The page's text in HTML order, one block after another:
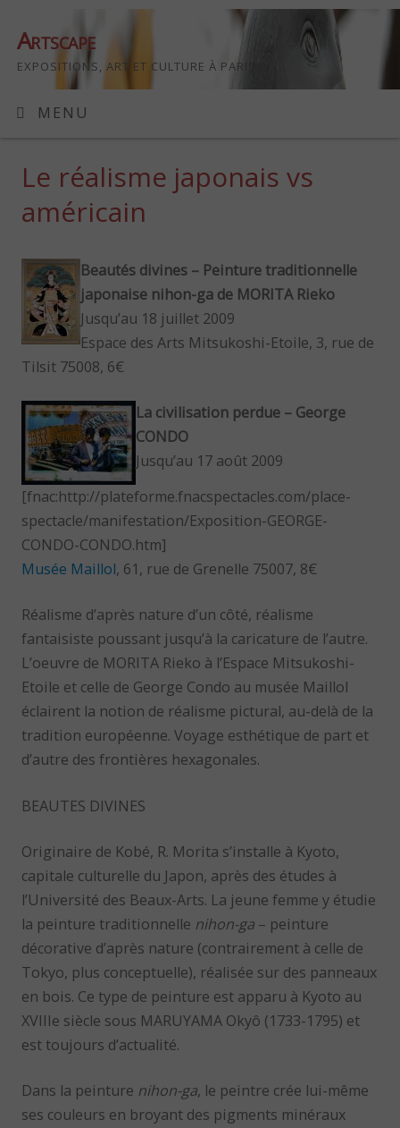
Artscape
EXPOSITIONS, ART ET CULTURE À PARIS
MENU
Le réalisme japonais vs
américain
Beautés divines – Peinture traditionnelle
japonaise nihon-ga de MORITA Rieko
Jusqu’au 18 juillet 2009
Espace des Arts Mitsukoshi-Etoile, 3, rue de
Tilsit 75008, 6€
La civilisation perdue – George
CONDO
Jusqu’au 17 août 2009
[fnac:http://plateforme.fnacspectacles.com/place-
spectacle/manifestation/Exposition-GEORGE-
CONDO-CONDO.htm]
Musée Maillol, 61, rue de Grenelle 75007, 8€
Réalisme d’après nature d’un côté, réalisme
fantaisiste poussant jusqu’à la caricature de l’autre.
L’oeuvre de MORITA Rieko à l’Espace Mitsukoshi-
Etoile et celle de George Condo au musée Maillol
éclairent la notion de réalisme pictural, au-delà de la
tradition européenne. Voyage esthétique de part et
d’autre des frontières hexagonales.
BEAUTES DIVINES
Originaire de Kobé, R. Morita s’installe à Kyoto,
capitale culturelle du Japon, après des études à
l’Université des Beaux-Arts. La jeune femme y étudie
la peinture traditionnelle nihon-ga – peinture
décorative d’après nature (contrairement à celle de
Tokyo, plus conceptuelle), réalisée sur des panneaux
en bois. Ce type de peinture est apparu à Kyoto au
XVIIIe siècle sous MARUYAMA Okyô (1733-1795) et
est toujours d’actualité.
Dans la peinture nihon-ga, le peintre crée lui-même
ses couleurs en broyant des pigments minéraux